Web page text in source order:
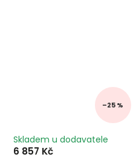
–25 %
Skladem u dodavatele
6 857 Kč